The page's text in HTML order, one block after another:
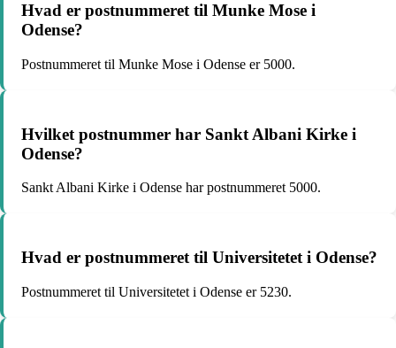
Hvad er postnummeret til Munke Mose i
Odense?
Postnummeret til Munke Mose i Odense er 5000.
Hvilket postnummer har Sankt Albani Kirke i
Odense?
Sankt Albani Kirke i Odense har postnummeret 5000.
Hvad er postnummeret til Universitetet i Odense?
Postnummeret til Universitetet i Odense er 5230.